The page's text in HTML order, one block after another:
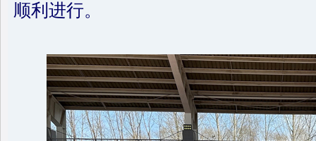
顺利进行。